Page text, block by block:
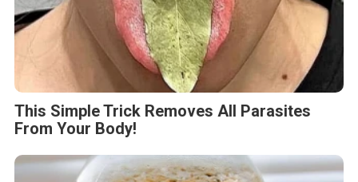
This Simple Trick Removes All Parasites
From Your Body!